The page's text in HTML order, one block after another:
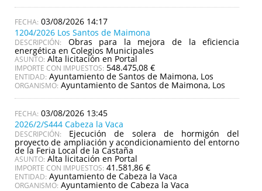
03/08/2026 14:17
1204/2026 Los Santos de Maimona
DESCRIPCIÓN: Obras para la mejora de la eficiencia
energética en Colegios Municipales
ASUNTO: Alta licitación en Portal
IMPORTE CON IMPUESTOS: 548.475,08 €
ENTIDAD: Ayuntamiento de Santos de Maimona, Los
ORGANISMO: Ayuntamiento de Santos de Maimona, Los
03/08/2026 13:45
2026/2/S444 Cabeza la Vaca
DESCRIPCIÓN: Ejecución de solera de hormigón del
proyecto de ampliación y acondicionamiento del entorno
de la Feria Local de la Castaña
ASUNTO: Alta licitación en Portal
IMPORTE CON IMPUESTOS: 41.581,86 €
ENTIDAD: Ayuntamiento de Cabeza la Vaca
ORGANISMO: Ayuntamiento de Cabeza la Vaca